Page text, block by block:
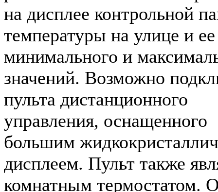
на дисплее контрольной
температуры на улице и ее
минимального и
значений. Возможно
пульта дистанционного
управления, оснащенного
большим
дисплеем. Пульт также
комнатным термостатом.